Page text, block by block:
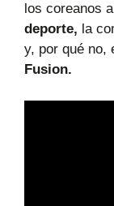
los coreanos
deporte, la
y, por qué no,
Fusion.